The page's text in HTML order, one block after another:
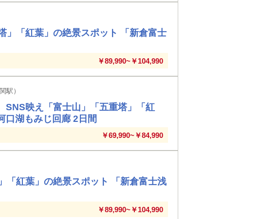
」「紅葉」の絶景スポット 「新倉富士
￥89,990~￥104,990
駅）
SNS映え「富士山」「五重塔」「紅
口湖もみじ回廊 2日間
￥69,990~￥84,990
「紅葉」の絶景スポット 「新倉富士浅
￥89,990~￥104,990